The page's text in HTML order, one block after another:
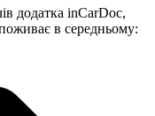
додатка inCarDoc,
в середньому: